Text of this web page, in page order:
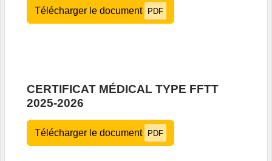
Télécharger le document PDF
CERTIFICAT MÉDICAL TYPE FFTT
2025-2026
Télécharger le document PDF